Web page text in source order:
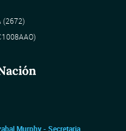
(2672)
Murphy - Secretaria